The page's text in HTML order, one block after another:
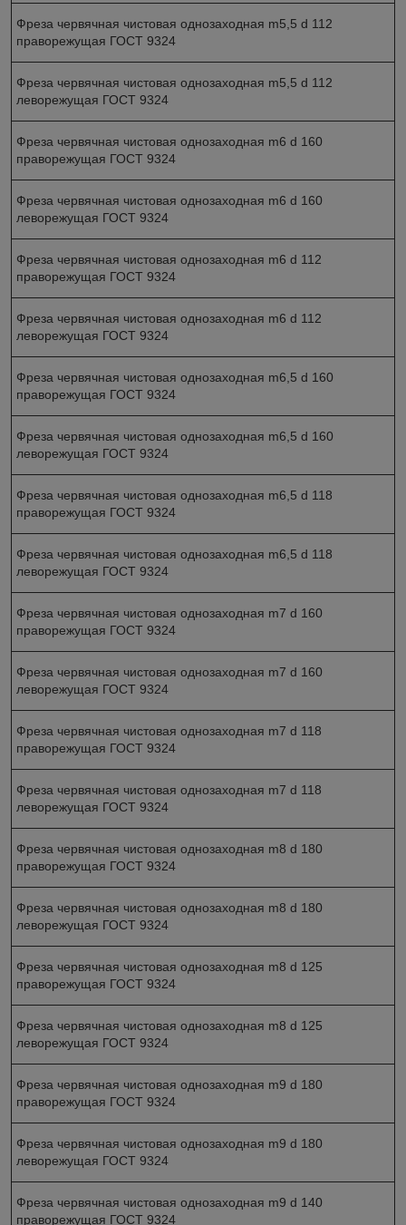
Фреза червячная чистовая однозаходная m5,5 d 112
праворежущая ГОСТ 9324
Фреза червячная чистовая однозаходная m5,5 d 112
леворежущая ГОСТ 9324
Фреза червячная чистовая однозаходная m6 d 160
праворежущая ГОСТ 9324
Фреза червячная чистовая однозаходная m6 d 160
леворежущая ГОСТ 9324
Фреза червячная чистовая однозаходная m6 d 112
праворежущая ГОСТ 9324
Фреза червячная чистовая однозаходная m6 d 112
леворежущая ГОСТ 9324
Фреза червячная чистовая однозаходная m6,5 d 160
праворежущая ГОСТ 9324
Фреза червячная чистовая однозаходная m6,5 d 160
леворежущая ГОСТ 9324
Фреза червячная чистовая однозаходная m6,5 d 118
праворежущая ГОСТ 9324
Фреза червячная чистовая однозаходная m6,5 d 118
леворежущая ГОСТ 9324
Фреза червячная чистовая однозаходная m7 d 160
праворежущая ГОСТ 9324
Фреза червячная чистовая однозаходная m7 d 160
леворежущая ГОСТ 9324
Фреза червячная чистовая однозаходная m7 d 118
праворежущая ГОСТ 9324
Фреза червячная чистовая однозаходная m7 d 118
леворежущая ГОСТ 9324
Фреза червячная чистовая однозаходная m8 d 180
праворежущая ГОСТ 9324
Фреза червячная чистовая однозаходная m8 d 180
леворежущая ГОСТ 9324
Фреза червячная чистовая однозаходная m8 d 125
праворежущая ГОСТ 9324
Фреза червячная чистовая однозаходная m8 d 125
леворежущая ГОСТ 9324
Фреза червячная чистовая однозаходная m9 d 180
праворежущая ГОСТ 9324
Фреза червячная чистовая однозаходная m9 d 180
леворежущая ГОСТ 9324
Фреза червячная чистовая однозаходная m9 d 140
праворежущая ГОСТ 9324